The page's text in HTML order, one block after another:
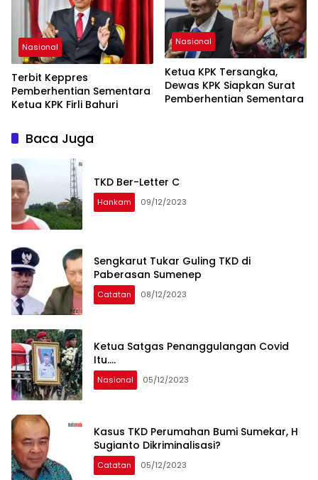
Nasional
Terbit Keppres
Pemberhentian Sementara
Ketua KPK Firli Bahuri
Nasional
Ketua KPK Tersangka,
Dewas KPK Siapkan Surat
Pemberhentian Sementara
Baca Juga
TKD Ber-Letter C
Hankam 09/12/2023
Sengkarut Tukar Guling TKD di
Paberasan Sumenep
Catatan 08/12/2023
Ketua Satgas Penanggulangan Covid
Itu….
Nasional 05/12/2023
Kasus TKD Perumahan Bumi Sumekar, H
Sugianto Dikriminalisasi?
Catatan 05/12/2023